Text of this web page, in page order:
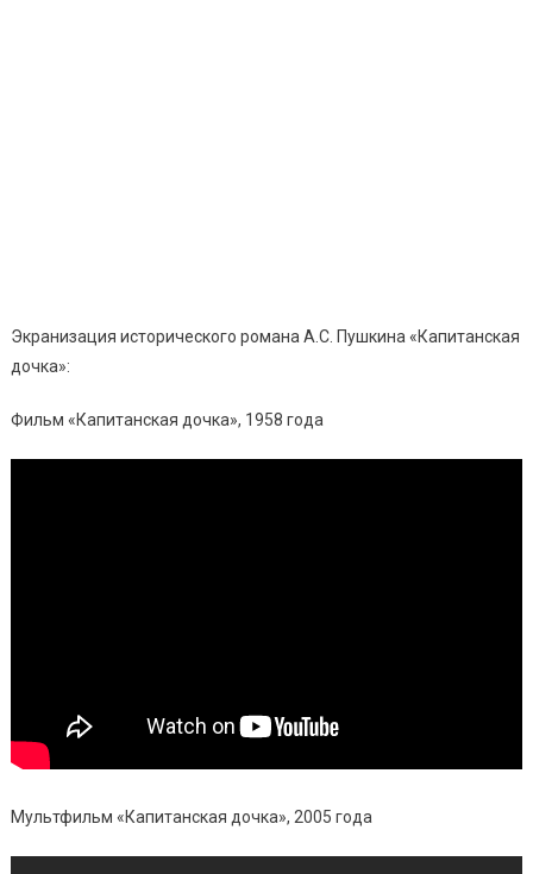
Экранизация исторического романа А.С. Пушкина «Капитанская
дочка»:
Фильм «Капитанская дочка», 1958 года
Мультфильм «Капитанская дочка», 2005 года